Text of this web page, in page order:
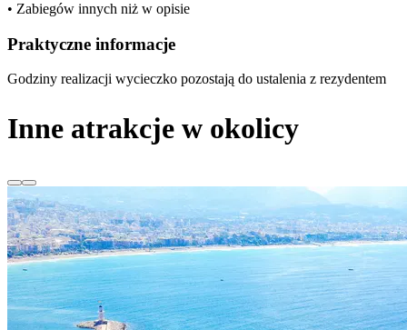
• Zabiegów innych niż w opisie
Praktyczne informacje
Godziny realizacji wycieczko pozostają do ustalenia z rezydentem
Inne atrakcje w okolicy